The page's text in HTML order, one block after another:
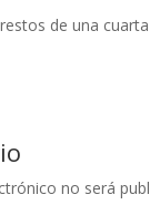
de una
no será